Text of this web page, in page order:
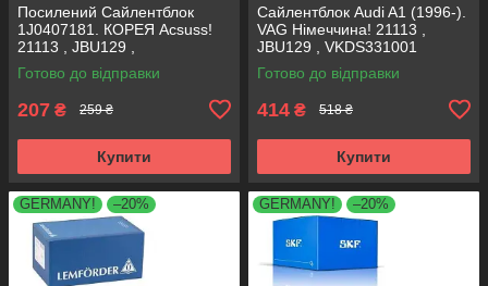
Посилений Сайлентблок
1J0407181. КОРЕЯ Acsuss!
21113 , JBU129 ,
VKDS331001
Готово до відправки
207 ₴ 259 ₴
Купити
Сайлентблок Audi A1 (1996-).
VAG Німеччина! 21113 ,
JBU129 , VKDS331001
Готово до відправки
414 ₴ 518 ₴
Купити
GERMANY! –20% GERMANY! –20%